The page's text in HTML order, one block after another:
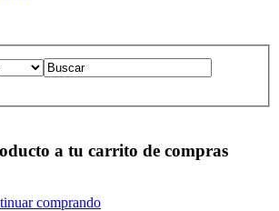
a tu carrito de compras
comprando